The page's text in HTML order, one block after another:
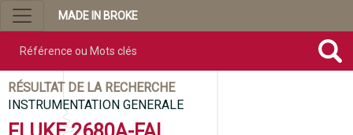
MADE IN BROKE
RÉSULTAT DE LA RECHERCHE
INSTRUMENTATION GENERALE